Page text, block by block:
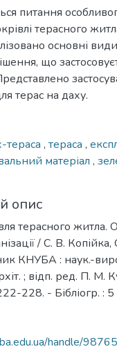
питання
терасного
основні
що
терас на даху.
тераса , тераса ,
матеріал ,
опис
терасного житла.
/ С. В.
КНУБА : наук.-
; відп. ред. П. М.
228. - Бібліогр. : 5
handle/